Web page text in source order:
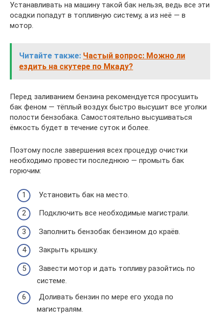
Устанавливать на машину такой бак нельзя, ведь все эти
осадки попадут в топливную систему, а из неё — в
мотор.
Читайте также: Частый вопрос: Можно ли
ездить на скутере по Мкаду?
Перед заливанием бензина рекомендуется просушить
бак феном — тёплый воздух быстро высушит все уголки
полости бензобака. Самостоятельно высушиваться
ёмкость будет в течение суток и более.
Поэтому после завершения всех процедур очистки
необходимо провести последнюю — промыть бак
горючим:
Установить бак на место.
Подключить все необходимые магистрали.
Заполнить бензобак бензином до краёв.
Закрыть крышку.
Завести мотор и дать топливу разойтись по
системе.
Доливать бензин по мере его ухода по
магистралям.